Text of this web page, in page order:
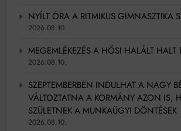
NYÍLT ÓRA A RITMIKUS GIMNASZTIKA
2026.08.10.
MEGEMLÉKEZÉS A HŐSI HALÁLT HALT
2026.08.10.
SZEPTEMBERBEN INDULHAT A NAGY
VÁLTOZTATNA A KORMÁNY AZON IS,
SZÜLETNEK A MUNKAÜGYI DÖNTÉSEK
2026.08.10.